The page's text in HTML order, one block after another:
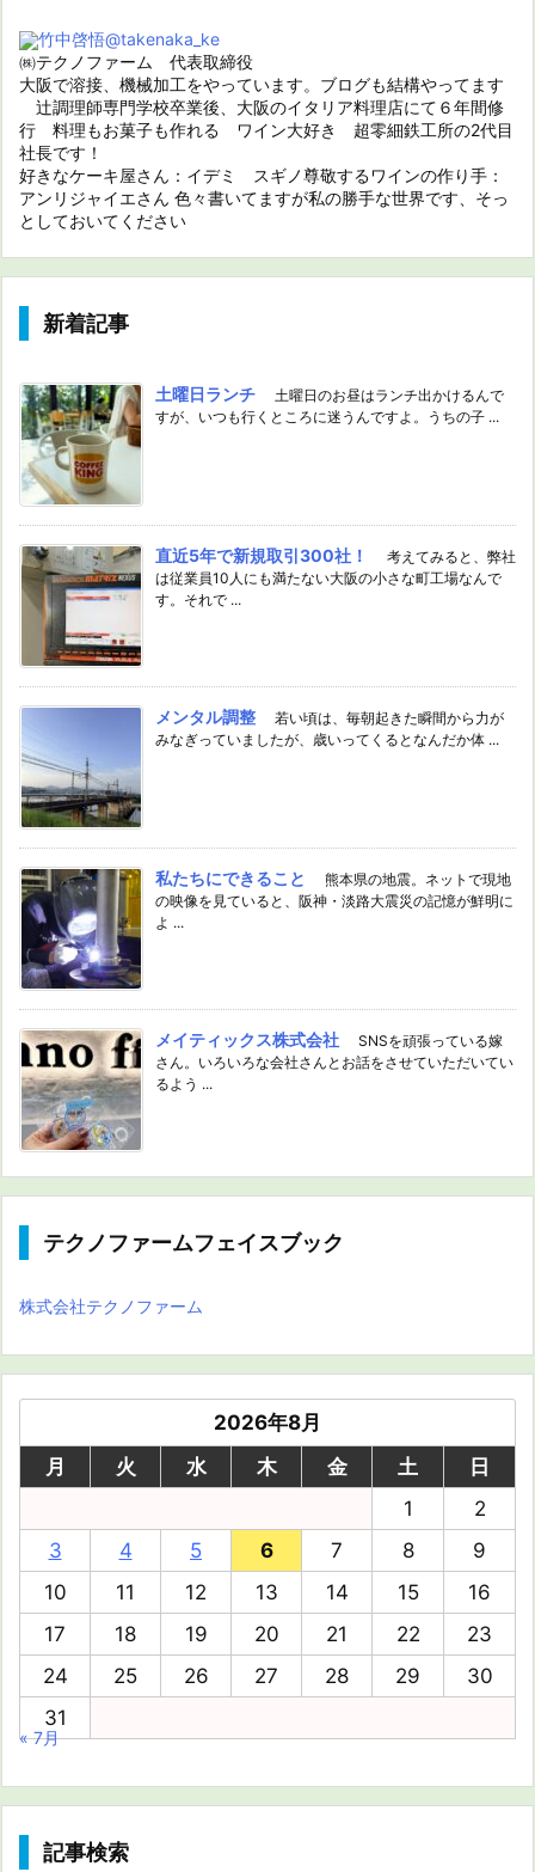
竹中啓悟@takenaka_ke
㈱テクノファーム 代表取締役
大阪で溶接、機械加工をやっています。ブログも結構やってます
辻調理師専門学校卒業後、大阪のイタリア料理店にて６年間修
行 料理もお菓子も作れる ワイン大好き 超零細鉄工所の2代目
社長です！
好きなケーキ屋さん：イデミ スギノ尊敬するワインの作り手：
アンリジャイエさん 色々書いてますが私の勝手な世界です、そっ
としておいてください
新着記事
土曜日ランチ
土曜日のお昼はランチ出かけるんで
すが、いつも行くところに迷うんですよ。うちの子 ...
直近5年で新規取引300社！
考えてみると、弊社
は従業員10人にも満たない大阪の小さな町工場なんで
す。それで ...
メンタル調整
若い頃は、毎朝起きた瞬間から力が
みなぎっていましたが、歳いってくるとなんだか体 ...
私たちにできること
熊本県の地震。ネットで現地
の映像を見ていると、阪神・淡路大震災の記憶が鮮明に
よ ...
メイティックス株式会社
SNSを頑張っている嫁
さん。いろいろな会社さんとお話をさせていただいてい
るよう ...
テクノファームフェイスブック
株式会社テクノファーム
2026年8月
月
火 水 木 金 土
日
1
2
3
4 5 6 7 8
9
10
11 12 13 14 15
16
17
18 19 20 21 22
23
24
25 26 27 28 29
30
31
« 7月
記事検索